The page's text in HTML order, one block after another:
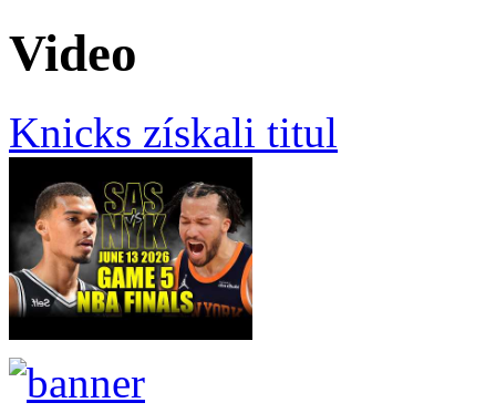
Video
Knicks získali titul